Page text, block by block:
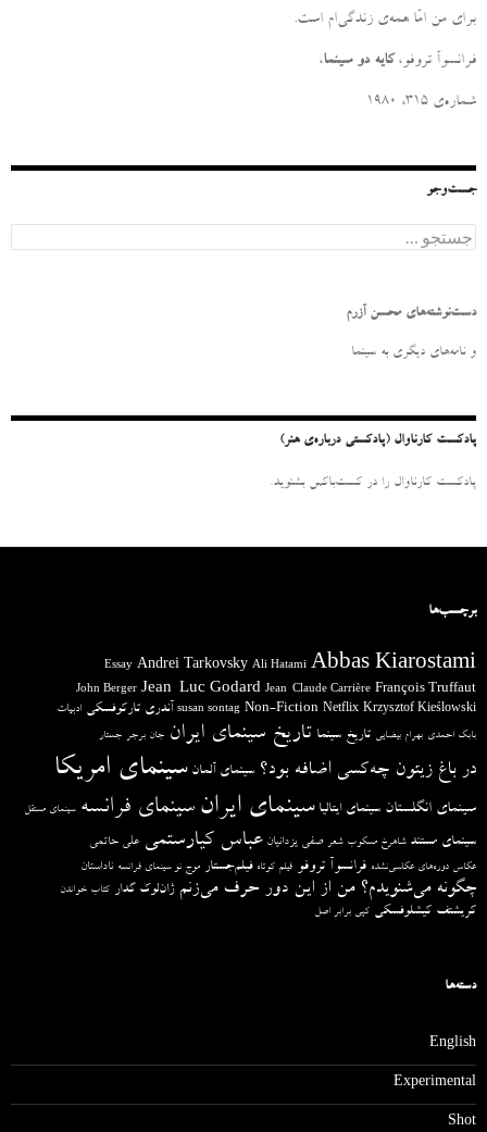
برای من امّا همه‌ی زندگی‌ام است.
فرانسوآ تروفو، کایه دو سینما،
شماره‌ی ۳۱۵، ۱۹۸۰
جست‌وجو
ج
س
و
ر
دست‌نوشته‌های محسن آزرم
و نامه‌‌های دیگری به سینما
پادکست کارناوال (پادکستی درباره‌ی هنر)
پادکست کارناوال را در کست‌باکس بشنوید.
برچسب‌ها
Abbas Kiarostami
Ali Hatami
Andrei Tarkovsky
Essay
François Truffaut
Jean-Claude Carrière
Jean-Luc Godard
John Berger
Krzysztof Kieślowski
Netflix
Non-Fiction
susan sontag آندری تارکوفسکی ادبیات
بابک احمدی بهرام بیضایی تاریخ سینما تاریخ سینمای ایران جان برجر جستار
در باغ زیتون چه‌کسی اضافه بود؟ سینمای آلمان سینمای امریکا
سینمای انگلستان سینمای ایتالیا سینمای ایران سینمای فرانسه سینمای مستقل
سینمای مستند شاهرخ مسکوب شعر صفی یزدانیان عباس کیارستمی علی حاتمی
عکاس دوره‌های عکاسی‌نشده فرانسوآ تروفو فیلم کوتاه فیلم‌جستار موج نو سینمای فرانسه ناداستان
چگونه می‌شنویدم؟ من از این دور حرف می‌زنم ژان‌لوک گدار کتاب خواندن
کریشتف کیشلوفسکی کپی برابر اصل
دسته‌ها
English
Experimental
Shot